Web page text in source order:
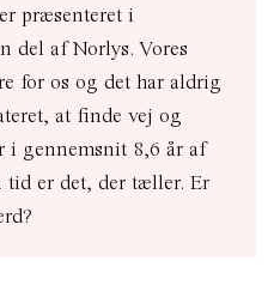
præsenteret i
del af Norlys. Vores
for os og det har aldrig
at finde vej og
i gennemsnit 8,6 år af
er det, der tæller. Er